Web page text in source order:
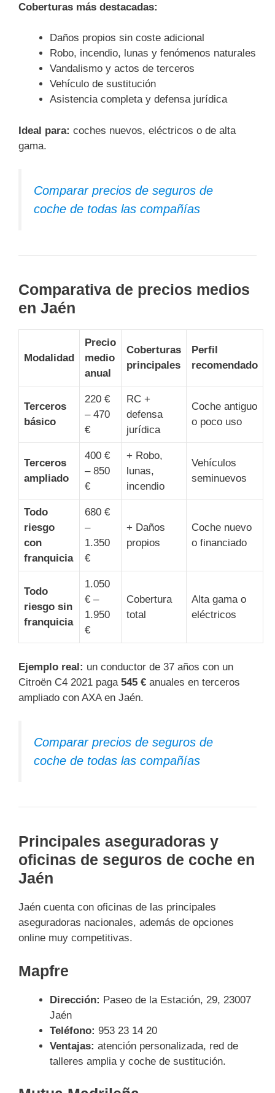
Coberturas más destacadas:
Daños propios sin coste adicional
Robo, incendio, lunas y fenómenos naturales
Vandalismo y actos de terceros
Vehículo de sustitución
Asistencia completa y defensa jurídica
Ideal para: coches nuevos, eléctricos o de alta
gama.
Comparar precios de seguros de
coche de todas las compañías
Comparativa de precios medios
en Jaén
Modalidad
Precio
medio
anual
Coberturas
principales
Perfil
recomendado
Terceros
básico
220 €
– 470
€
RC +
defensa
jurídica
Coche antiguo
o poco uso
Terceros
ampliado
400 €
– 850
€
+ Robo,
lunas,
incendio
Vehículos
seminuevos
Todo
riesgo
con
franquicia
680 €
–
1.350
€
+ Daños
propios
Coche nuevo
o financiado
Todo
riesgo sin
franquicia
1.050
€ –
1.950
€
Cobertura
total
Alta gama o
eléctricos
Ejemplo real: un conductor de 37 años con un
Citroën C4 2021 paga 545 € anuales en terceros
ampliado con AXA en Jaén.
Comparar precios de seguros de
coche de todas las compañías
Principales aseguradoras y
oficinas de seguros de coche en
Jaén
Jaén cuenta con oficinas de las principales
aseguradoras nacionales, además de opciones
online muy competitivas.
Mapfre
Dirección: Paseo de la Estación, 29, 23007
Jaén
Teléfono: 953 23 14 20
Ventajas: atención personalizada, red de
talleres amplia y coche de sustitución.